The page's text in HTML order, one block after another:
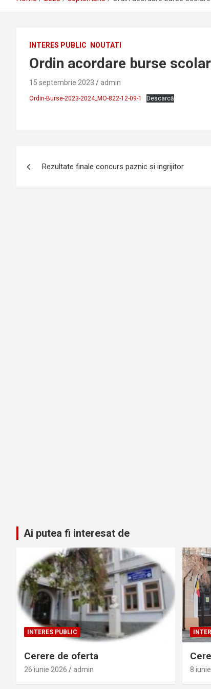
INTERES PUBLIC NOUTATI
Ordin acordare burse
15 septembrie 2023 admin
Ordin-Burse-2023-2024_MO-822-12-09-1 Descarcă
Rezultate finale concurs paznic si ingrijitor
Ai putea fi interesat de
INTERES PUBLIC
Cerere de oferta
26 iunie 2026 admin 8